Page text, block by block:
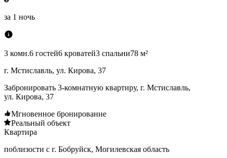
за 1 ночь
3 комн.6 гостей6 кроватей3 спальни78 м²
г. Мстиславль, ул. Кирова, 37
Забронировать 3-комнатную квартиру, г. Мстиславль,
ул. Кирова, 37
Мгновенное бронирование
Реальный объект
Квартира
поблизости с г. Бобруйск, Могилевская область